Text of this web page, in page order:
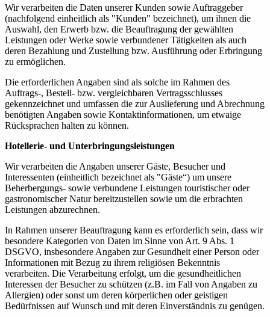
Wir verarbeiten die Daten unserer Kunden sowie Auftraggeber
(nachfolgend einheitlich als "Kunden" bezeichnet), um ihnen die
Auswahl, den Erwerb bzw. die Beauftragung der gewählten
Leistungen oder Werke sowie verbundener Tätigkeiten als auch
deren Bezahlung und Zustellung bzw. Ausführung oder Erbringung
zu ermöglichen.
Die erforderlichen Angaben sind als solche im Rahmen des
Auftrags-, Bestell- bzw. vergleichbaren Vertragsschlusses
gekennzeichnet und umfassen die zur Auslieferung und Abrechnung
benötigten Angaben sowie Kontaktinformationen, um etwaige
Rücksprachen halten zu können.
Hotellerie- und Unterbringungsleistungen
Wir verarbeiten die Angaben unserer Gäste, Besucher und
Interessenten (einheitlich bezeichnet als "Gäste“) um unsere
Beherbergungs- sowie verbundene Leistungen touristischer oder
gastronomischer Natur bereitzustellen sowie um die erbrachten
Leistungen abzurechnen.
In Rahmen unserer Beauftragung kann es erforderlich sein, dass wir
besondere Kategorien von Daten im Sinne von Art. 9 Abs. 1
DSGVO, insbesondere Angaben zur Gesundheit einer Person oder
Informationen mit Bezug zu ihrem religiösen Bekenntnis
verarbeiten. Die Verarbeitung erfolgt, um die gesundheitlichen
Interessen der Besucher zu schützen (z.B. im Fall von Angaben zu
Allergien) oder sonst um deren körperlichen oder geistigen
Bedürfnissen auf Wunsch und mit deren Einverständnis zu genügen.